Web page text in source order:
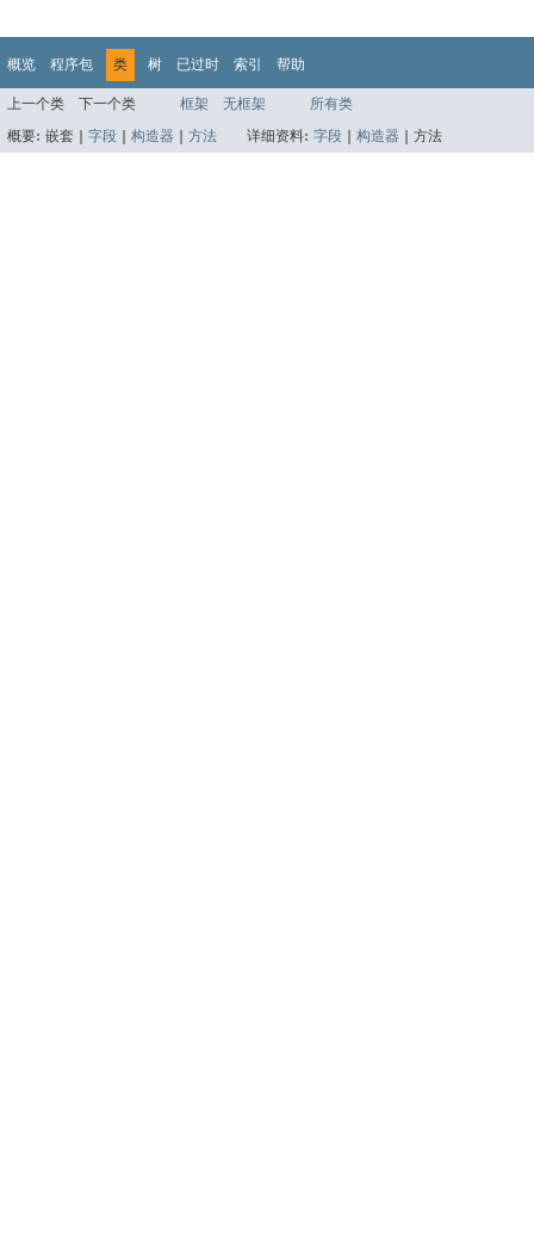
概览 程序包 类 树 已过时 索引 帮助
上一个类 下一个类 框架 无框架
所有类
概要: 嵌套 | 字段 构造器 方法 详细资料: 字段 构造器 方法